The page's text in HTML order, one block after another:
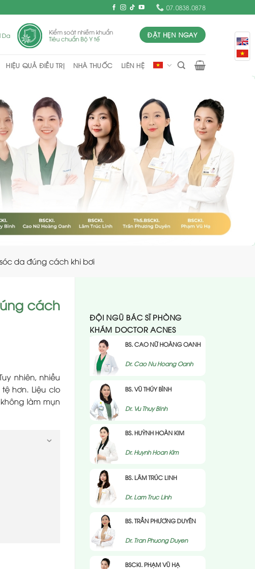
07.0838.0878
Da
Kiểm soát nhiễm khuẩn
Tiêu chuẩn Bộ Y tế
ĐẶT HẸN NGAY
HIỆU QUẢ ĐIỀU TRỊ NHÀ THUỐC LIÊN HỆ
da đúng cách khi bơi
cách
nhiên, nhiều
hơn. Liệu clo
làm mụn
ĐỘI NGŨ BÁC SĨ PHÒNG
KHÁM DOCTOR ACNES
BS. CAO NỮ HOÀNG OANH
Dr. Cao Nu Hoang Oanh
BS. VŨ THÚY BÌNH
Dr. Vu Thuy BInh
BS. HUỲNH HOÀN KIM
Dr. Huynh Hoan Kim
BS. LÂM TRÚC LINH
Dr. Lam Truc Linh
BS. TRẦN PHƯƠNG DUYÊN
Dr. Tran Phuong Duyen
BSCKI. PHẠM VŨ HẠ